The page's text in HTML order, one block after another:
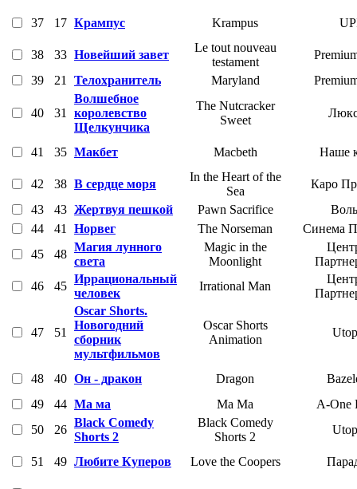
37 17 Крампус Krampus
38 33 Новейший завет
Le tout nouveau
testament
39
21 Телохранитель Maryland
40 31
Волшебное
королевство
Щелкунчика
The Nutcracker
Sweet
41 35 Макбет Macbeth Наше
42 38 В сердце моря
In the Heart of the
Sea
Каро
43
43 Жертвуя пешкой Pawn Sacrifice
44
41 Норвег The Norseman
Синема
45
48
Магия лунного
света
Magic in the
Moonlight
46
45
Иррациональный
человек
Irrational Man
47 51
Oscar Shorts.
Новогодний
сборник
мультфильмов
Oscar Shorts
Animation
48 40 Он - дракон Dragon
49
44 Ма ма Ma Ma
A-One
50
26
Black Comedy
Shorts 2
Black Comedy
Shorts 2
51 49 Любите Куперов Love the Coopers